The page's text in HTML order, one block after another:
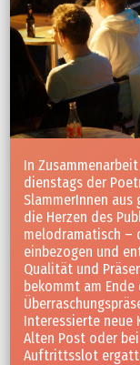
In
dienstags der
SlammerInnen
die Herzen des
melodramatisch –
einbezogen und
Qualität und
bekommt am
Interessierte neue
Alten Post oder
Auftrittsslot